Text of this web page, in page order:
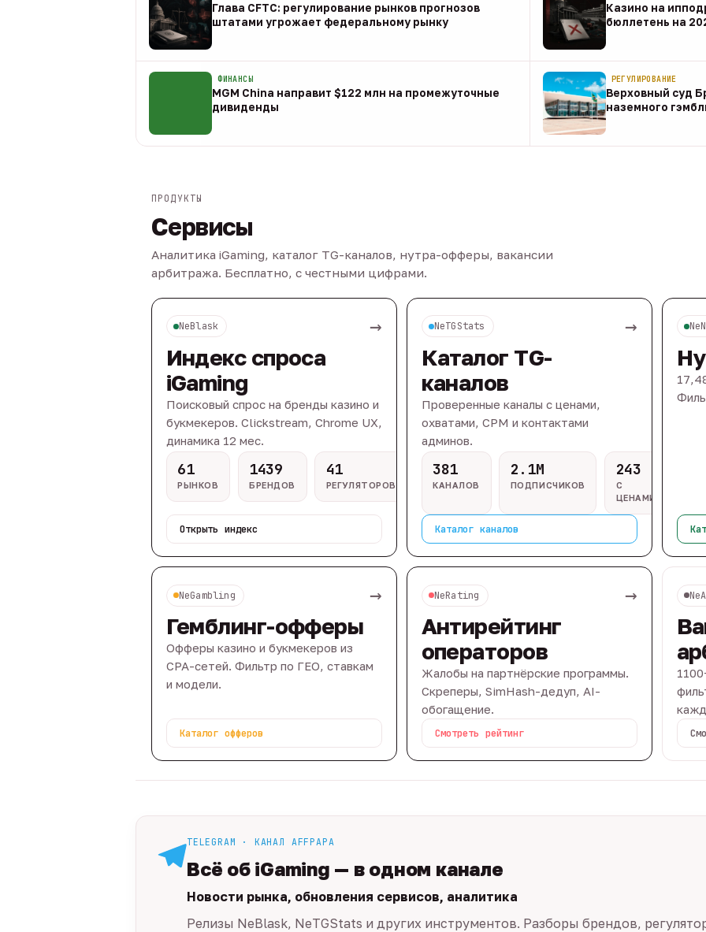
Глава CFTC: регулирование рынков прогнозов
штатами угрожает федеральному рынку
Казино на
бюллетень на
07 авг
ФИНАНСЫ
MGM China направит $122 млн на промежуточные
дивиденды
РЕГУЛИРОВАНИЕ
Верховный суд
наземного
07 авг
ПРОДУКТЫ
Сервисы
Аналитика iGaming, каталог TG-каналов, нутра-офферы, вакансии
арбитража. Бесплатно, с честными цифрами.
NeBlask →
Индекс спроса
iGaming
Поисковый спрос на бренды казино и
букмекеров. Clickstream, Chrome UX,
динамика 12 мес.
61
РЫНКОВ
1439
БРЕНДОВ
41
РЕГУЛЯТОРОВ
Открыть индекс
NeTGStats →
Каталог TG-
каналов
Проверенные каналы с ценами,
охватами, CPM и контактами
админов.
381
КАНАЛОВ
2.1M
ПОДПИСЧИКОВ
243
С
ЦЕНАМИ
Каталог каналов
NeGambling →
Гемблинг-офферы
Офферы казино и букмекеров из
CPA-сетей. Фильтр по ГЕО, ставкам
и модели.
Каталог офферов
NeRating →
Антирейтинг
операторов
Жалобы на партнёрские программы.
Скреперы, SimHash-дедуп, AI-
обогащение.
Смотреть рейтинг
TELEGRAM · КАНАЛ AFFPAPA
Всё об iGaming — в одном канале
Новости рынка, обновления сервисов, аналитика
Релизы NeBlask, NeTGStats и других инструментов. Разборы брендов,